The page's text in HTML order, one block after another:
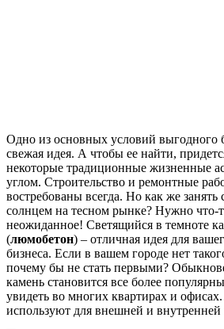
Одно из основных условий выгодного
свежая идея. А чтобы ее найти,
некоторые традиционные жизненные
углом. Строительство и ремонтные
востребованы всегда. Но как же занять
солнцем на тесном рынке? Нужно что-
неожиданное! Светящийся в темноте
(люмобетон) – отличная идея для
бизнеса. Если в вашем городе нет
почему бы не стать первыми?
камень становится все более
увидеть во многих квартирах и
используют для внешней и внутренней